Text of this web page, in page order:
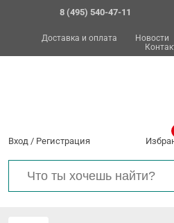
8 (495) 540-47-11
Доставка и оплата Новости
Вход / Регистрация